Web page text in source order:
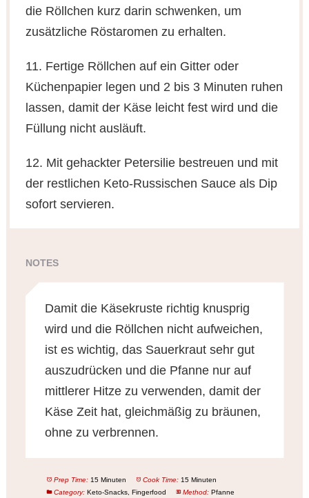
die Röllchen kurz darin schwenken, um
zusätzliche Röstaromen zu erhalten.
11. Fertige Röllchen auf ein Gitter oder
Küchenpapier legen und 2 bis 3 Minuten ruhen
lassen, damit der Käse leicht fest wird und die
Füllung nicht ausläuft.
12. Mit gehackter Petersilie bestreuen und mit
der restlichen Keto-Russischen Sauce als Dip
sofort servieren.
NOTES
Damit die Käsekruste richtig knusprig
wird und die Röllchen nicht aufweichen,
ist es wichtig, das Sauerkraut sehr gut
auszudrücken und die Pfanne nur auf
mittlerer Hitze zu verwenden, damit der
Käse Zeit hat, gleichmäßig zu bräunen,
ohne zu verbrennen.
Prep Time: 15 Minuten Cook Time: 15 Minuten
Category: Keto-Snacks, Fingerfood Method: Pfanne